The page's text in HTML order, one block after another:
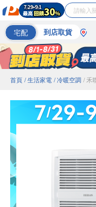
宅配 到店取貨
首頁 / 生活家電 / 冷暖空調 / 禾